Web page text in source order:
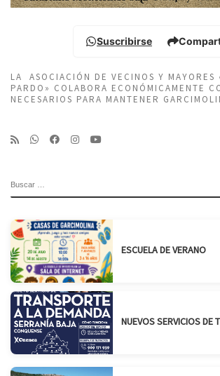
Suscribirse
LA ASOCIACIÓN DE VECINOS Y MAYORES
PARDO» COLABORA ECONÓMICAMENTE
NECESARIOS PARA MANTENER
ESCUELA DE VERANO
NUEVOS SERVICIOS DE